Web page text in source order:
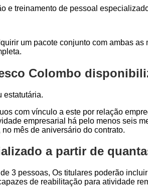
e treinamento de pessoal
um pacote conjunto com ambas
Colombo
estatutária.
com vínculo a este por relação
empresarial há pelo menos seis
mês de aniversário do contrato.
a partir de
3 pessoas, Os titulares poderão
de reabilitação para atividade